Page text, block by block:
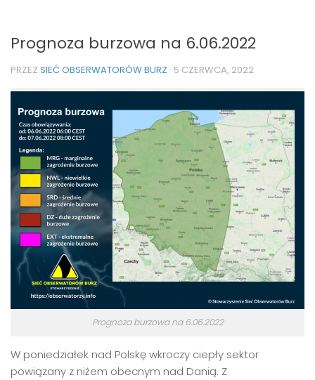
Prognoza burzowa na 6.06.2022
PRZEZ SIEĆ OBSERWATORÓW BURZ · 5 CZERWCA, 2022
Prognoza burzowa na 6.06.2022
W poniedziałek nad Polskę wkroczy ciepły sektor
powiązany z niżem obecnym nad Danią. Z